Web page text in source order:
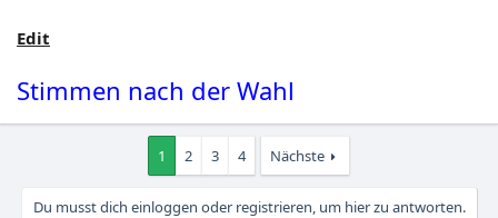
Edit
Stimmen nach der Wahl
1 2 3 4 Nächste
Du musst dich einloggen oder registrieren, um hier zu antworten.